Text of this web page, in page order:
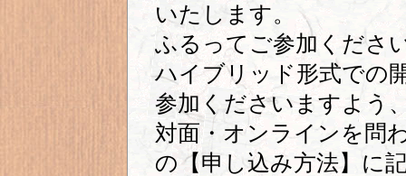
いたします。
ふるってご参加くださ
ハイブリッド形式での
参加くださいますよう
対面・オンラインを問
の【申し込み方法】に